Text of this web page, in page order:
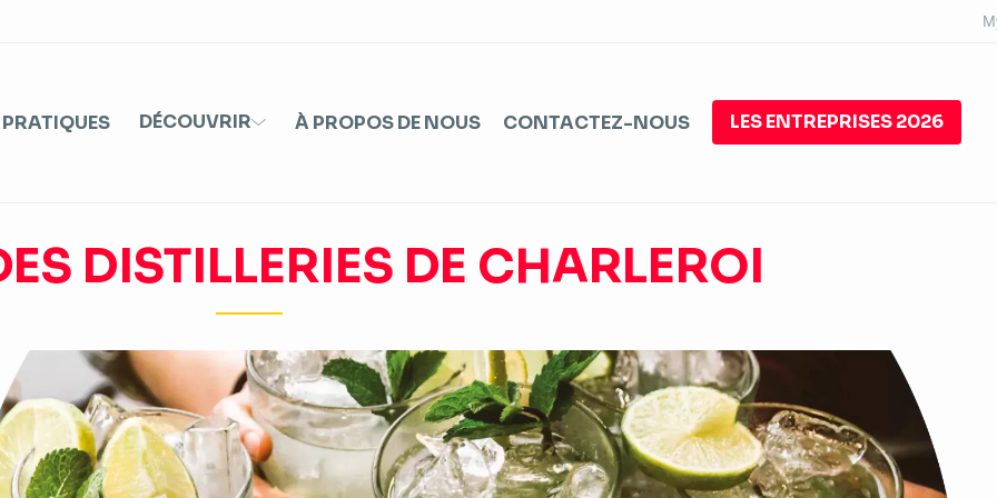
DÉCOUVRIR À PROPOS DE NOUS CONTACTEZ-NOUS LES ENTREPRISES 2026
DISTILLERIES DE CHARLEROI